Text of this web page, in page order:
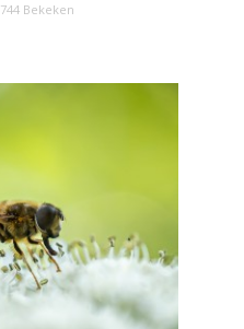
744 Bekeken